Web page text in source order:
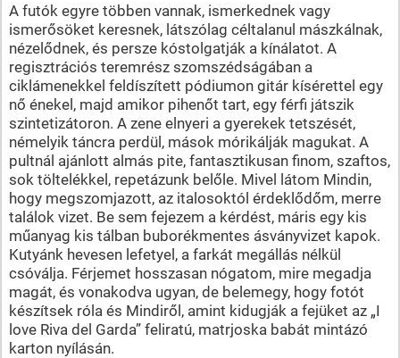
A futók egyre többen vannak, ismerkednek vagy
ismerősöket keresnek, látszólag céltalanul mászkálnak,
nézelődnek, és persze kóstolgatják a kínálatot. A
regisztrációs teremrész szomszédságában a
ciklámenekkel feldíszített pódiumon gitár kísérettel egy
nő énekel, majd amikor pihenőt tart, egy férfi játszik
szintetizátoron. A zene elnyeri a gyerekek tetszését,
némelyik táncra perdül, mások mórikálják magukat. A
pultnál ajánlott almás pite, fantasztikusan finom, szaftos,
sok töltelékkel, repetázunk belőle. Mivel látom Mindin,
hogy megszomjazott, az italosoktól érdeklődőm, merre
találok vizet. Be sem fejezem a kérdést, máris egy kis
műanyag kis tálban buborékmentes ásványvizet kapok.
Kutyánk hevesen lefetyel, a farkát megállás nélkül
csóválja. Férjemet hosszasan nógatom, mire megadja
magát, és vonakodva ugyan, de belemegy, hogy fotót
készítsek róla és Mindiről, amint kidugják a fejüket az „I
love Riva del Garda” feliratú, matrjoska babát mintázó
karton nyílásán.